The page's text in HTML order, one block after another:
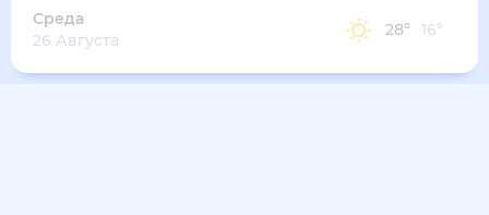
Среда
26 Августа
28° 16°